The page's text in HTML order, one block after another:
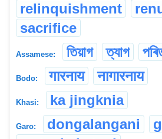
relinquishment
sacrifice
Assamese: তিয়াগ ত্যাগ
Bodo: गारनाय नागारनाय
Khasi: ka jingknia
Garo: dongalangani